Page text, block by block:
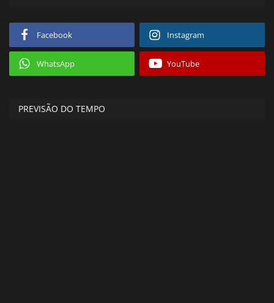
Facebook Instagram
WhatsApp YouTube
PREVISÃO DO TEMPO